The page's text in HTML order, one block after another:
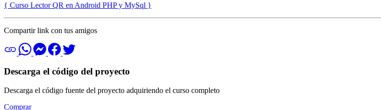
{ Curso Lector QR en Android PHP y MySql }
Compartir link con tus amigos
Descarga el código del proyecto
Descarga el código fuente del proyecto adquiriendo el curso completo
Comprar